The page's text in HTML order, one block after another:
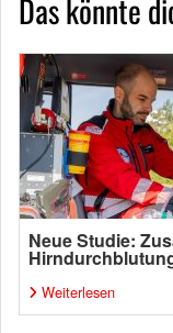
Das könnte
Neue Studie:
Weiterlesen